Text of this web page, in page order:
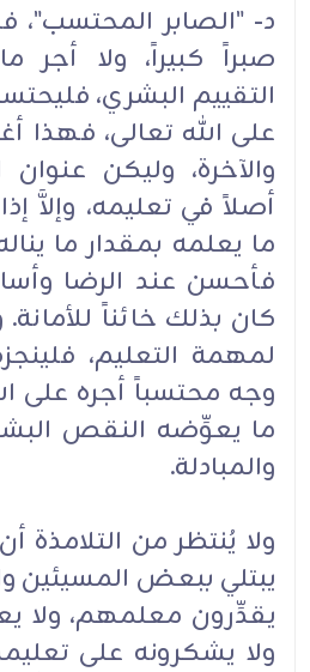
د- "الصابر المحتسب"،
صبراً كبيراً، ولا أجر
التقييم البشري،
على الله تعالى، فهذا
والآخرة، وليكن عنوان
أصلاً في تعليمه، وإلاَّ
ما يعلمه بمقدار ما
فأحسن عند الرضا
كان بذلك خائناً
لمهمة التعليم،
وجه محتسباً أجره على
ما يعوِّضه النقص
والمبادلة.
ولا يُنتظر من التلامذة
يبتلي ببعض المسيئين
يقدِّرون معلمهم، ولا
ولا يشكرونه على